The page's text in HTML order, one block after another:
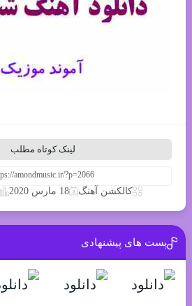
لینک کوتاه مطلب
کالکشن آهنگ 18 مارس 2020
پست های پیشنهادی